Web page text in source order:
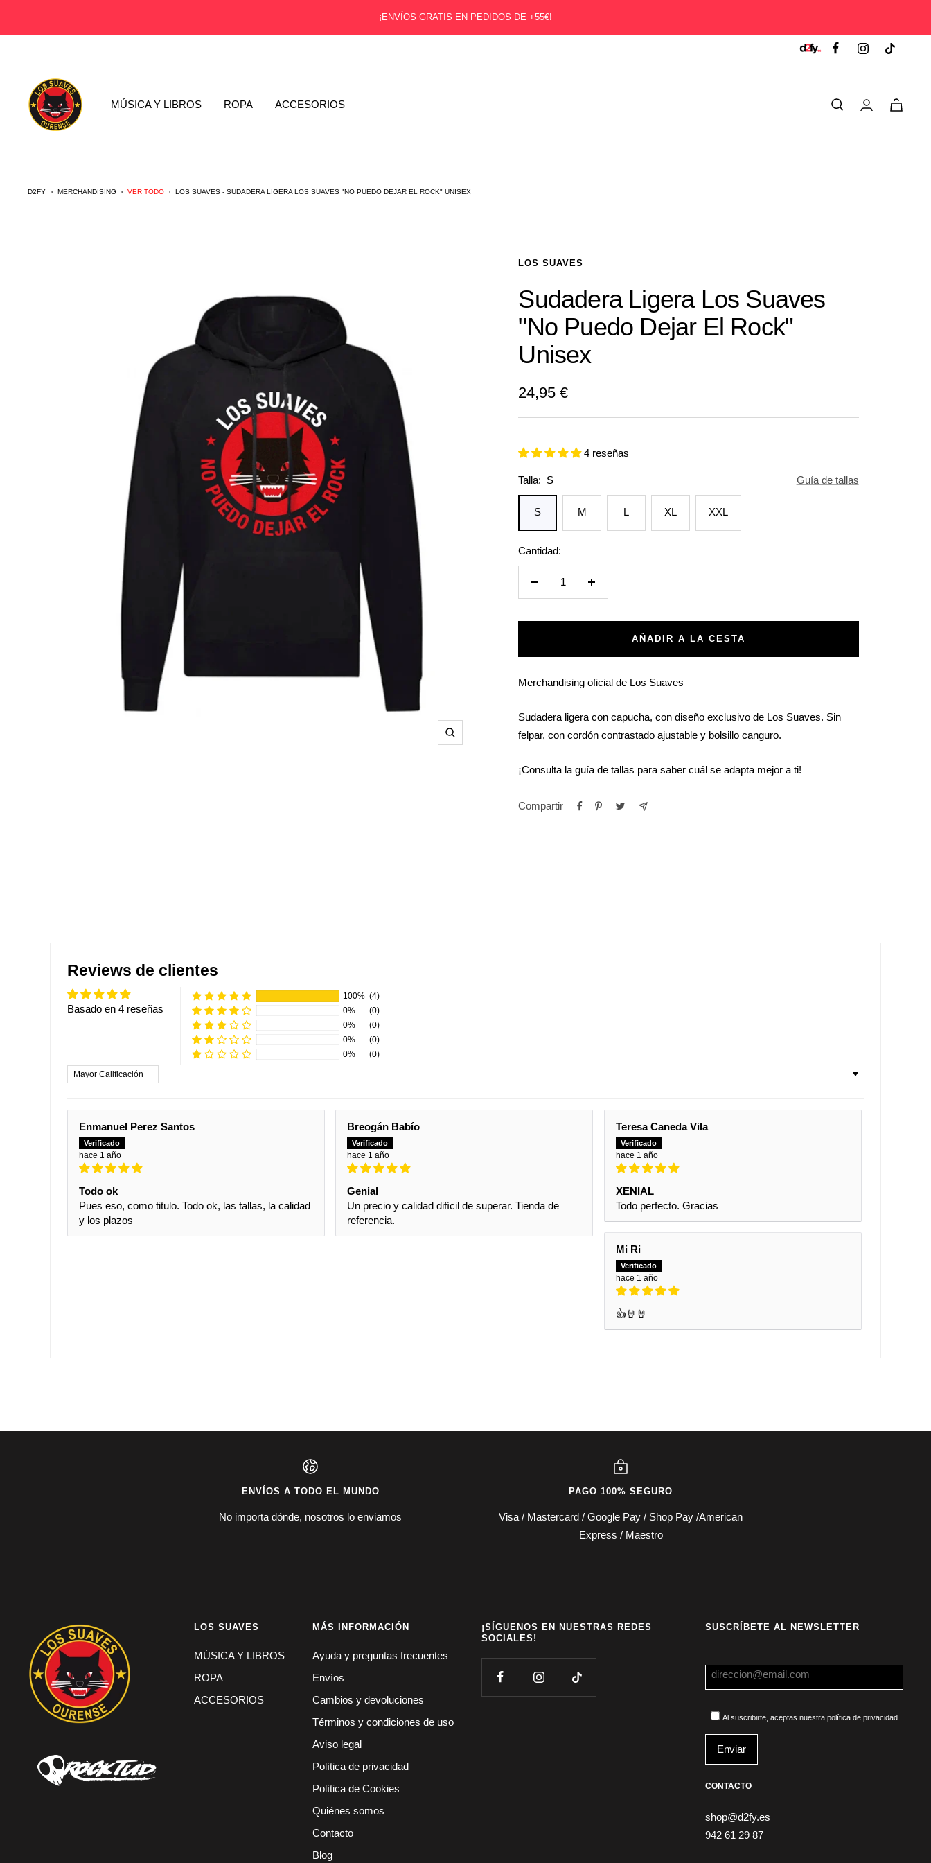
¡ENVÍOS GRATIS EN PEDIDOS DE +55€!
MÚSICA Y LIBROS ROPA ACCESORIOS
D2fy
-
Direct
D2FY › MERCHANDISING › VER TODO › LOS SUAVES - SUDADERA LIGERA LOS SUAVES "NO PUEDO DEJAR EL ROCK" UNISEX
Zoom
LOS SUAVES
Sudadera Ligera Los Suaves
"No Puedo Dejar El Rock"
Unisex
Precio
de
venta
24,95 €
4 reseñas
Talla: S Guía de tallas
S M L XL XXL
Cantidad:
AÑADIR A LA CESTA
Merchandising oficial de Los Suaves
Sudadera ligera con capucha, con diseño exclusivo de Los Suaves. Sin
felpar, con cordón contrastado ajustable y bolsillo canguro.
¡Consulta la guía de tallas para saber cuál se adapta mejor a ti!
Compartir
Reviews de clientes
Basado en 4 reseñas
100% (4)
0%
(0)
0%
(0)
0%
(0)
0%
(0)
Sort by
Enmanuel Perez Santos
hace 1 año
Todo ok
Pues eso, como titulo. Todo ok, las tallas, la calidad
y los plazos
Breogán Babío
hace 1 año
Genial
Un precio y calidad difícil de superar. Tienda de
referencia.
Teresa Caneda Vila
hace 1 año
XENIAL
Todo perfecto. Gracias
Mi Ri
hace 1 año
👍🤘🤘
ENVÍOS A TODO EL MUNDO
No importa dónde, nosotros lo enviamos
PAGO 100% SEGURO
Visa / Mastercard / Google Pay / Shop Pay /American
Express / Maestro
LOS SUAVES
MÚSICA Y LIBROS
ROPA
ACCESORIOS
MÁS INFORMACIÓN
Ayuda y preguntas frecuentes
Envíos
Cambios y devoluciones
Términos y condiciones de uso
Aviso legal
Política de privacidad
Política de Cookies
Quiénes somos
Contacto
Blog
¡SÍGUENOS EN NUESTRAS REDES
SOCIALES!
SUSCRÍBETE AL NEWSLETTER
Al suscribirte, aceptas nuestra política de privacidad
CONTACTO
shop@d2fy.es
942 61 29 87